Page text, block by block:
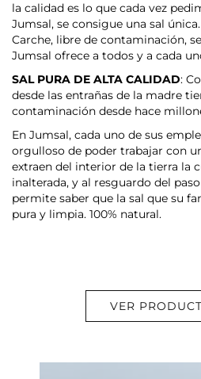
la calidad es lo que cada vez
Jumsal, se consigue una sal
Carche, libre de contaminación,
Jumsal ofrece a todos y a cada
SAL PURA DE ALTA CALIDAD:
desde las entrañas de la madre
contaminación desde hace
En Jumsal, cada uno de sus
orgulloso de poder trabajar con
extraen del interior de la tierra la
inalterada, y al resguardo del
permite saber que la sal que su
pura y limpia. 100% natural.
VER